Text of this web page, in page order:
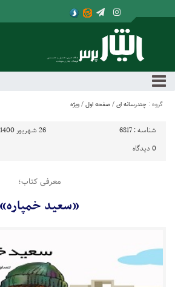
گروه : چندرسانه ای / صفحه اول / ویژه
شناسه : 6817
26 شهریور 1400 - 16:16
0 دیدگاه
معرفی کتاب؛
«سعید خمپاره»